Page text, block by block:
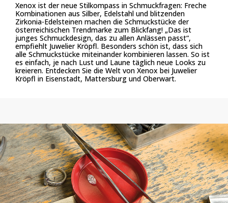
Xenox ist der neue Stilkompass in Schmuckfragen: Freche
Kombinationen aus Silber, Edelstahl und blitzenden
Zirkonia-Edelsteinen machen die Schmuckstücke der
österreichischen Trendmarke zum Blickfang! „Das ist
junges Schmuckdesign, das zu allen Anlässen passt“,
empfiehlt Juwelier Kröpfl. Besonders schön ist, dass sich
alle Schmuckstücke miteinander kombinieren lassen. So ist
es einfach, je nach Lust und Laune täglich neue Looks zu
kreieren. Entdecken Sie die Welt von Xenox bei Juwelier
Kröpfl in Eisenstadt, Mattersburg und Oberwart.